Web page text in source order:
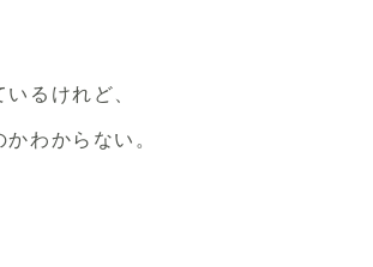
るけれど、
わからない。